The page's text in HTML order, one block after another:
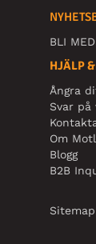
BLI
HJÄLP
Ångra
Svar på
Om
Blogg
B2B
Sitemap